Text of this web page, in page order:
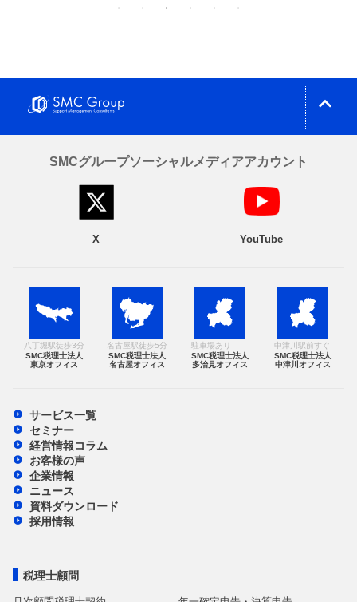
expand_less
SMCグループソーシャルメディアアカウント
X YouTube
八丁堀駅徒歩3分
SMC税理士法人
東京オフィス
名古屋駅徒歩5分
SMC税理士法人
名古屋オフィス
駐車場あり
SMC税理士法人
多治見オフィス
中津川駅前すぐ
SMC税理士法人
中津川オフィス
サービス一覧
セミナー
経営情報コラム
お客様の声
企業情報
ニュース
資料ダウンロード
採用情報
税理士顧問